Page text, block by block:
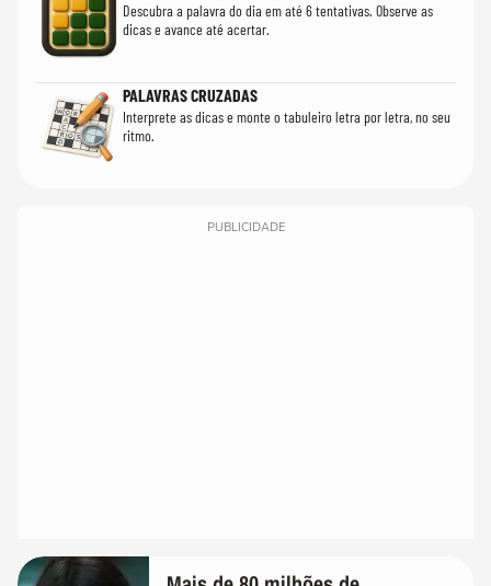
Descubra a palavra do dia em até 6 tentativas. Observe as
dicas e avance até acertar.
PALAVRAS CRUZADAS
Interprete as dicas e monte o tabuleiro letra por letra, no seu
ritmo.
PUBLICIDADE